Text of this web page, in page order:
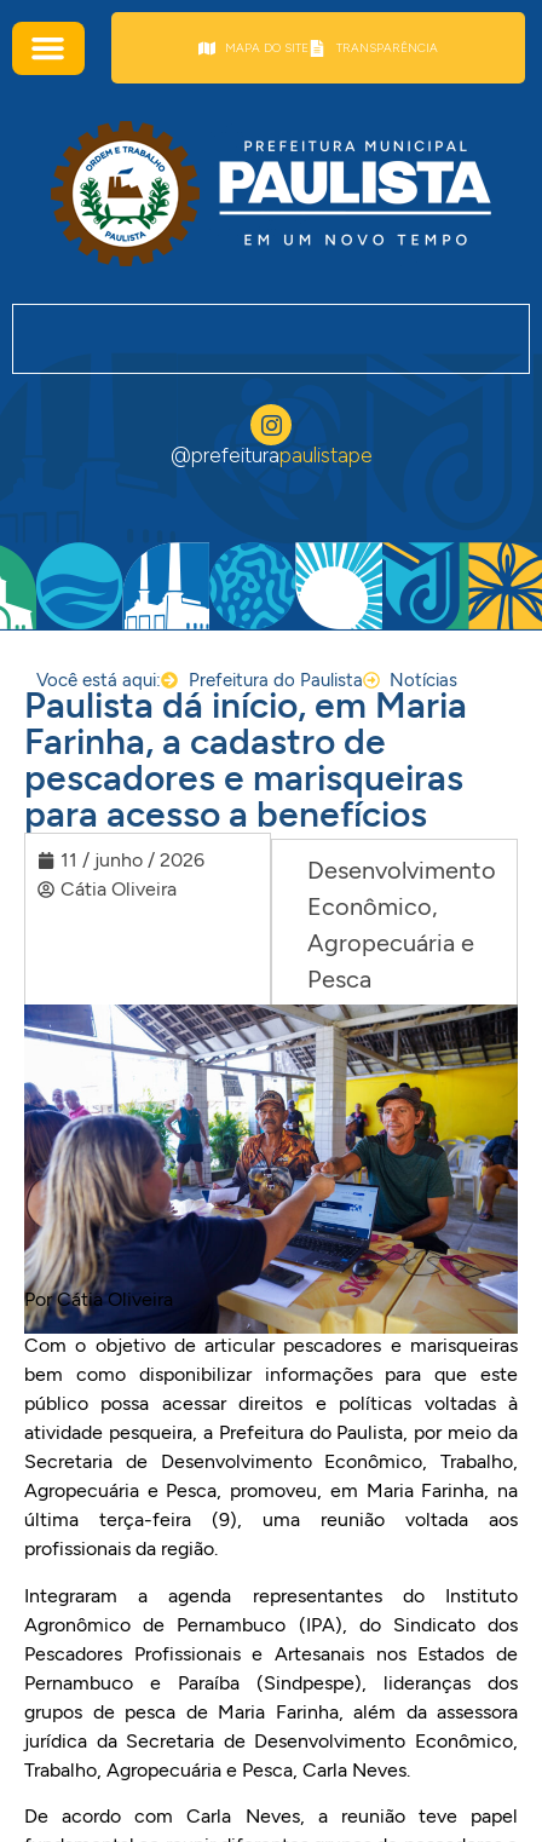
MAPA DO SITE TRANSPARÊNCIA
@prefeiturapaulistape
Você está aqui: Prefeitura do Paulista Notícias
Paulista dá início, em Maria
Farinha, a cadastro de
pescadores e marisqueiras
para acesso a benefícios
11 / junho / 2026
Cátia Oliveira
Desenvolvimento
Econômico,
Agropecuária e
Pesca
Por Cátia Oliveira
Com o objetivo de articular pescadores e marisqueiras
bem como disponibilizar informações para que este
público possa acessar direitos e políticas voltadas à
atividade pesqueira, a Prefeitura do Paulista, por meio da
Secretaria de Desenvolvimento Econômico, Trabalho,
Agropecuária e Pesca, promoveu, em Maria Farinha, na
última terça-feira (9), uma reunião voltada aos
profissionais da região.
Integraram a agenda representantes do Instituto
Agronômico de Pernambuco (IPA), do Sindicato dos
Pescadores Profissionais e Artesanais nos Estados de
Pernambuco e Paraíba (Sindpespe), lideranças dos
grupos de pesca de Maria Farinha, além da assessora
jurídica da Secretaria de Desenvolvimento Econômico,
Trabalho, Agropecuária e Pesca, Carla Neves.
De acordo com Carla Neves, a reunião teve papel